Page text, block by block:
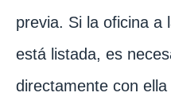
previa. Si la oficina a
está listada, es
directamente con